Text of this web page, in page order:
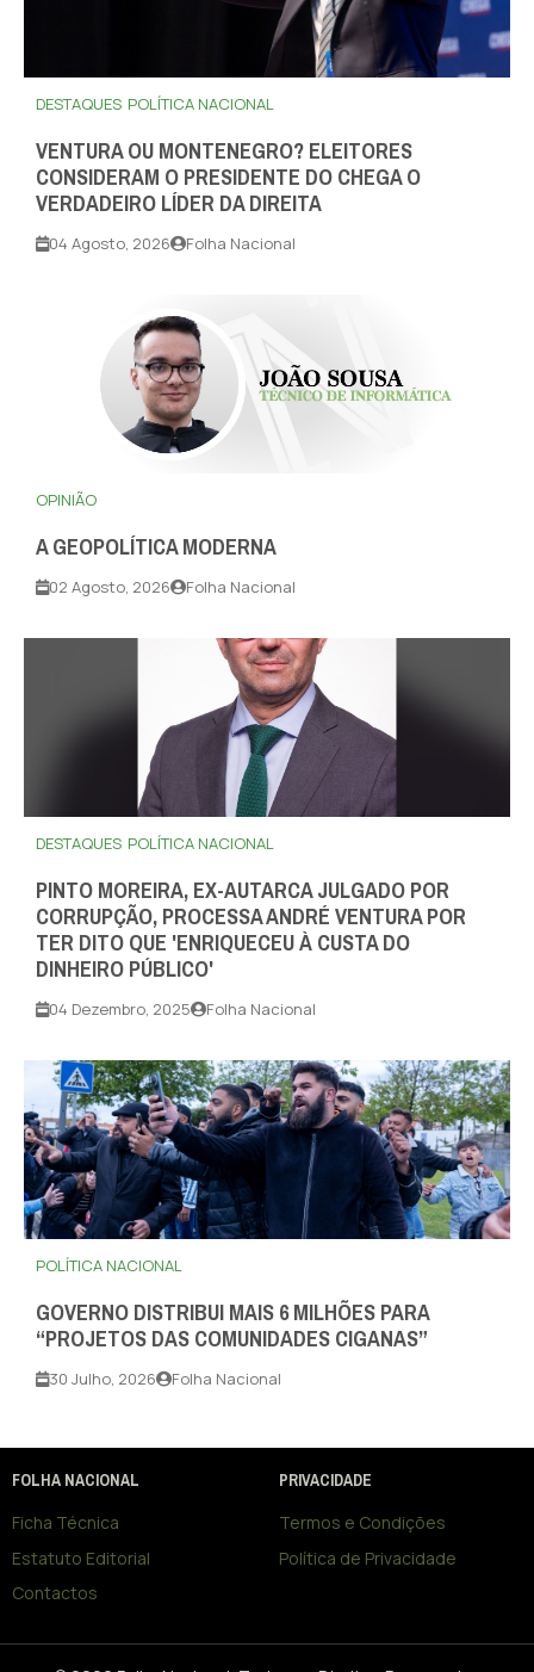
DESTAQUES POLÍTICA NACIONAL
VENTURA OU MONTENEGRO? ELEITORES
CONSIDERAM O PRESIDENTE DO CHEGA O
VERDADEIRO LÍDER DA DIREITA
04 Agosto, 2026 Folha Nacional
OPINIÃO
A GEOPOLÍTICA MODERNA
02 Agosto, 2026 Folha Nacional
DESTAQUES POLÍTICA NACIONAL
PINTO MOREIRA, EX-AUTARCA JULGADO POR
CORRUPÇÃO, PROCESSA ANDRÉ VENTURA POR
TER DITO QUE 'ENRIQUECEU À CUSTA DO
DINHEIRO PÚBLICO'
04 Dezembro, 2025 Folha Nacional
POLÍTICA NACIONAL
GOVERNO DISTRIBUI MAIS 6 MILHÕES PARA
“PROJETOS DAS COMUNIDADES CIGANAS”
30 Julho, 2026 Folha Nacional
FOLHA NACIONAL
Ficha Técnica
Estatuto Editorial
Contactos
PRIVACIDADE
Termos e Condições
Política de Privacidade